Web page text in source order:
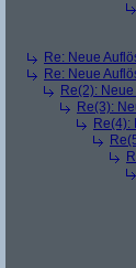
Re: Neue
Re: Neue
Re(2):
Re(3):
Re(4):